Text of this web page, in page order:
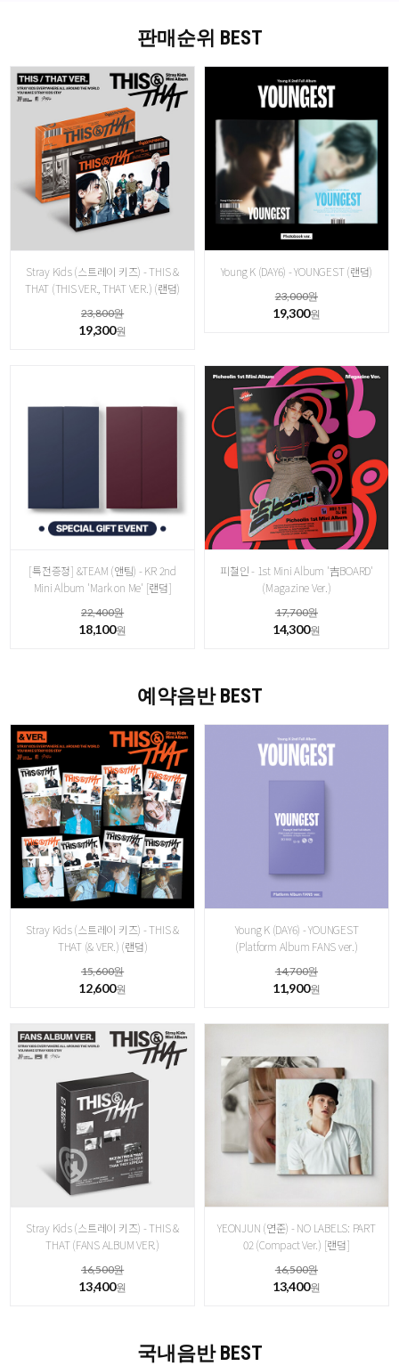
판매순위 BEST
Stray Kids (스트레이 키즈) - THIS &
THAT (THIS VER., THAT VER.) (랜덤)
23,800원
19,300원
Young K (DAY6) - YOUNGEST (랜덤)
23,000원
19,300원
[특전증정] &TEAM (앤팀) - KR 2nd
Mini Album 'Mark on Me' [랜덤]
22,400원
18,100원
피철인 - 1st Mini Album '吉BOARD'
(Magazine Ver.)
17,700원
14,300원
예약음반 BEST
Stray Kids (스트레이 키즈) - THIS &
THAT (& VER.) (랜덤)
15,600원
12,600원
Young K (DAY6) - YOUNGEST
(Platform Album FANS ver.)
14,700원
11,900원
Stray Kids (스트레이 키즈) - THIS &
THAT (FANS ALBUM VER.)
16,500원
13,400원
YEONJUN (연준) - NO LABELS: PART
02 (Compact Ver.) [랜덤]
16,500원
13,400원
국내음반 BEST